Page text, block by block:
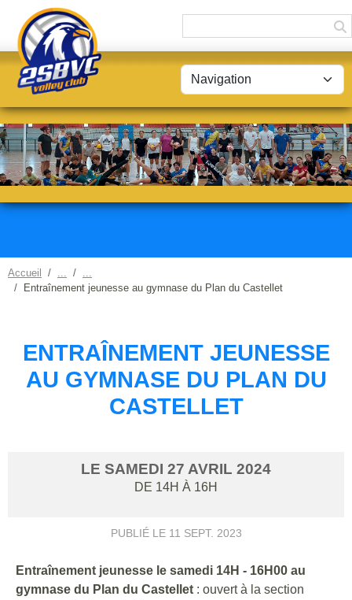
Accueil
Entraînement jeunesse au gymnase du Plan du Castellet
ENTRAÎNEMENT JEUNESSE
AU GYMNASE DU PLAN DU
CASTELLET
LE SAMEDI 27 AVRIL 2024
DE 14H À 16H
PUBLIÉ LE 11 SEPT. 2023
Entraînement jeunesse le samedi 14H - 16H00 au
gymnase du Plan du Castellet : ouvert à la section
Panneau de gestion des cookies